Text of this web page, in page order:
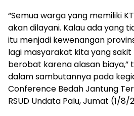
“Semua warga yang memiliki
akan dilayani. Kalau ada yang
itu menjadi kewenangan
lagi masyarakat kita yang
berobat karena alasan biaya,”
dalam sambutannya pada
Conference Bedah Jantung
RSUD Undata Palu, Jumat (1/8/